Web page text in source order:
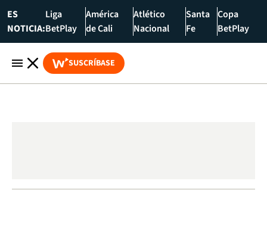
ES
NOTICIA:
Liga
BetPlay
América
de Cali
Atlético
Nacional
Santa
Fe
Copa
BetPlay
SUSCRÍBASE